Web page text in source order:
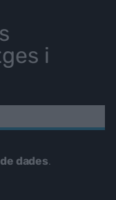
i
dades.